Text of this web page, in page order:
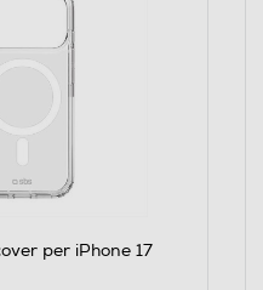
per iPhone 17